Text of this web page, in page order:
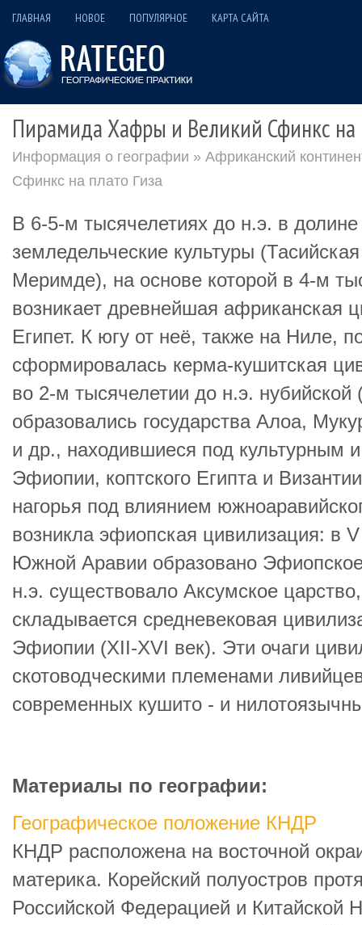
ГЛАВНАЯ НОВОЕ ПОПУЛЯРНОЕ КАРТА САЙТА
Пирамида Хафры и Великий Сфинкс на
Информация о географии » Африканский
Сфинкс на плато Гиза
В 6-5-м тысячелетиях до н.э. в
земледельческие культуры
Меримде), на основе которой в 4-м
возникает древнейшая африканская
Египет. К югу от неё, также на Ниле,
сформировалась керма-кушитская
во 2-м тысячелетии до н.э.
образовались государства Алоа,
и др., находившиеся под культурным
Эфиопии, коптского Египта и
нагорья под влиянием
возникла эфиопская цивилизация: в
Южной Аравии образовано
н.э. существовало Аксумское
складывается средневековая
Эфиопии (XII-XVI век). Эти очаги
скотоводческими племенами
современных кушито - и
Материалы по географии:
Географическое положение КНДР
КНДР расположена на восточной
материка. Корейский полуостров
Российской Федерацией и Китайской